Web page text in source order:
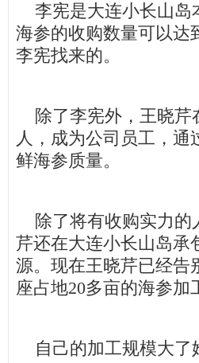
李宪是大连小长山岛
海参的收购数量可以达
李宪找来的。
除了李宪外，王晓芹
人，成为公司员工，
鲜海参质量。
除了将有收购实力的
芹还在大连小长山岛承
源。现在王晓芹已经告
座占地20多亩的海参加
自己的加工规模大了